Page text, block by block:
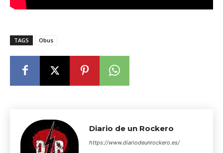
TAGS Obus
Diario de un Rockero
https://www.diariodeunrockero.es/